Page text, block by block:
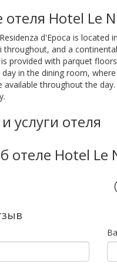
Hotel Le
d'Epoca is
throughout, and a
provided with parquet
in the dining room,
available throughout the
услуги отеля
отеле Hotel Le